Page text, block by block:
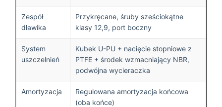
Zespół
dławika
Przykręcane, śruby sześciokątne
klasy 12,9, port boczny
System
uszczelnień
Kubek U-PU + nacięcie stopniowe z
PTFE + środek wzmacniający NBR,
podwójna wycieraczka
Amortyzacja
Regulowana amortyzacja końcowa
(oba końce)